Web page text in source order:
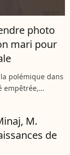
photo
mari pour
polémique dans
empêtrée,
Lea
28 avril,...
M.
de